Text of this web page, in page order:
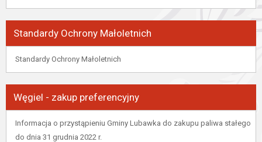
Standardy Ochrony Małoletnich
Standardy Ochrony Małoletnich
Węgiel - zakup preferencyjny
Informacja o przystąpieniu Gminy Lubawka do zakupu paliwa stałego
do dnia 31 grudnia 2022 r.